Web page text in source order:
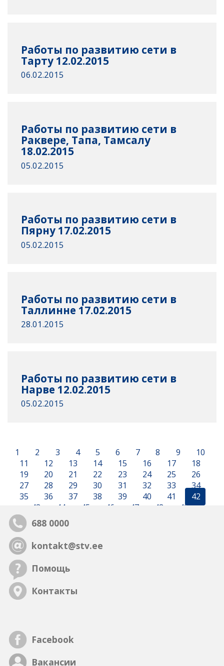
Работы по развитию сети в
Тарту 12.02.2015
06.02.2015
Работы по развитию сети в
Раквере, Тапа, Тамсалу
18.02.2015
05.02.2015
Работы по развитию сети в
Пярну 17.02.2015
05.02.2015
Работы по развитию сети в
Таллинне 17.02.2015
28.01.2015
Работы по развитию сети в
Нарве 12.02.2015
05.02.2015
1 2 3 4 5 6 7 8 9
10
11
12 13 14 15 16 17
18
19
20 21 22 23 24 25
26
27
28 29 30 31 32 33
34
35
36 37 38 39 40 41
42
43
44 45 46 47 48 49
688 0000
kontakt@stv.ee
Помощь
Контакты
Facebook
Вакансии